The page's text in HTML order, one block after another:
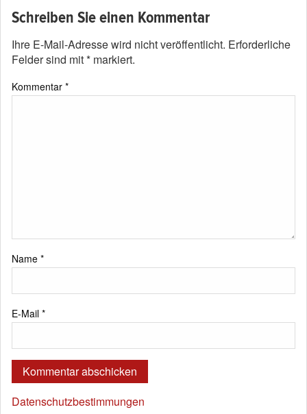
Schreiben Sie einen Kommentar
Ihre E-Mail-Adresse wird nicht veröffentlicht. Erforderliche
Felder sind mit* markiert.
Kommentar *
Name *
E-Mail *
Datenschutzbestimmungen